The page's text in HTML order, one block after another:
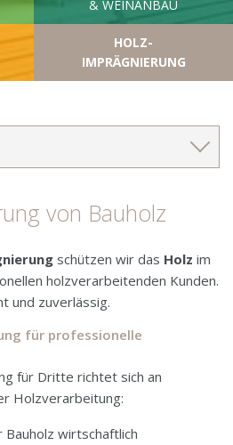
& WEINANBAU
HOLZ-
IMPRÄGNIERUNG
von Bauholz
schützen wir das Holz im
holzverarbeitenden Kunden.
und zuverlässig.
für professionelle
für Dritte richtet sich an
Holzverarbeitung:
Bauholz wirtschaftlich